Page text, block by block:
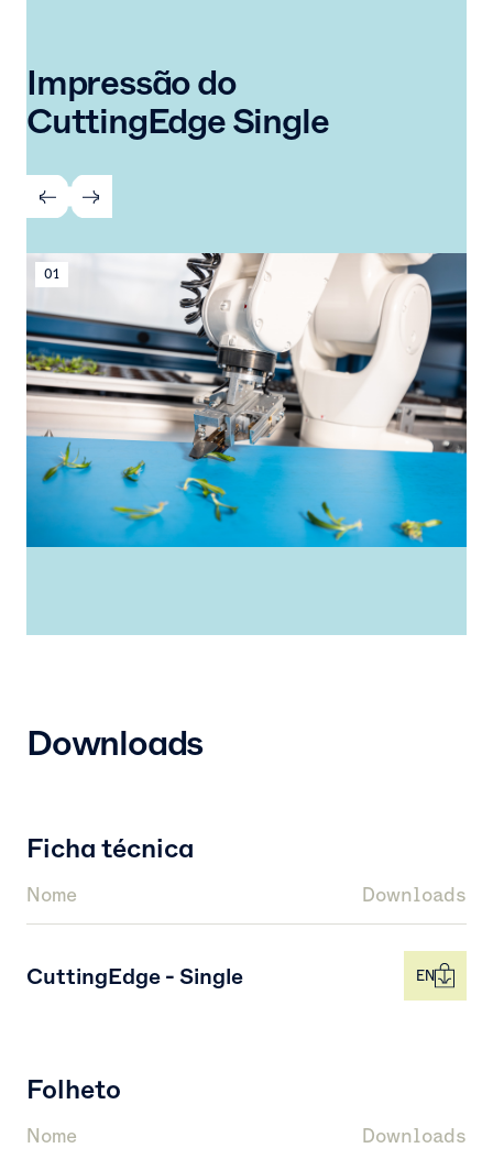
Impressão do
CuttingEdge Single
01
Downloads
Ficha técnica
Nome Downloads
CuttingEdge - Single EN
Folheto
Nome Downloads